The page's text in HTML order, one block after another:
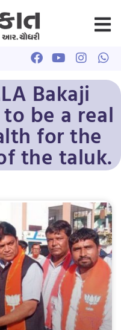
Bakaji
be a real
for the
the taluk.